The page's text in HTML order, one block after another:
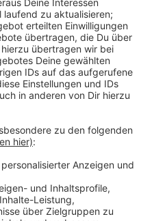
2000)
2001)
2002)
2004)
2006)
2010)
März 2013)
2014 - hatte
nur elf Fragen zu
2015 - gewann